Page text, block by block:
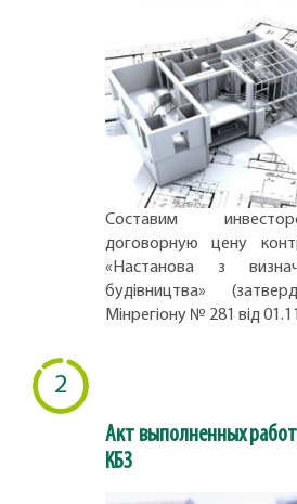
Составим
договорную цену
«Настанова з
будівництва»
Мінрегіону № 281 від
2
Акт выполненных
КБ3